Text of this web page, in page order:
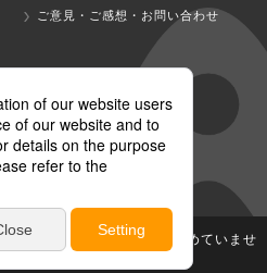
ご意見・ご感想・お問い合わせ
テレ朝チャンネル
放送番組等の無断利用は認めていませ
ん。